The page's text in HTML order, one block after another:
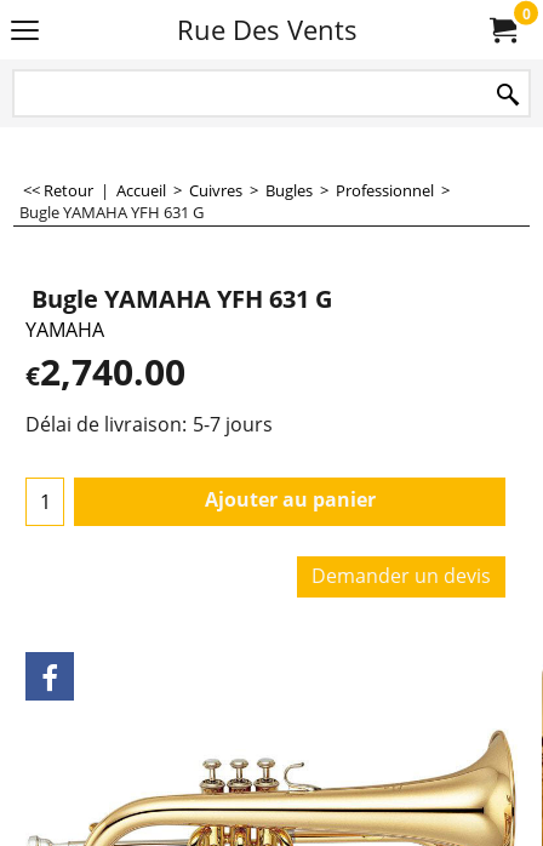
Rue Des Vents 0
<< Retour | Accueil > Cuivres > Bugles > Professionnel >
Bugle YAMAHA YFH 631 G
Bugle YAMAHA YFH 631 G
YAMAHA
€2,740.00
Délai de livraison: 5-7 jours
Ajouter au panier
Demander un devis